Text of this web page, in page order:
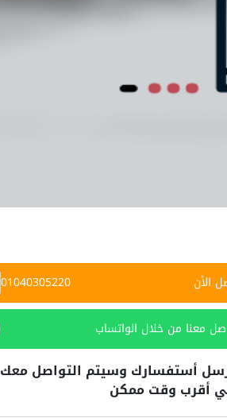
الأن 01040305220
معنا من خلال الواتساب
أستفسارك وسيتم التواصل معك
أقرب وقت ممكن